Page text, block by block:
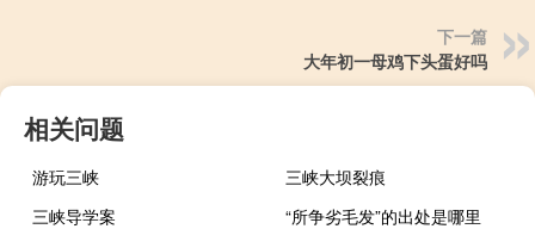
下一篇
大年初一母鸡下头蛋好吗
相关问题
游玩三峡
三峡大坝裂痕
三峡导学案
“所争劣毛发”的出处是哪里